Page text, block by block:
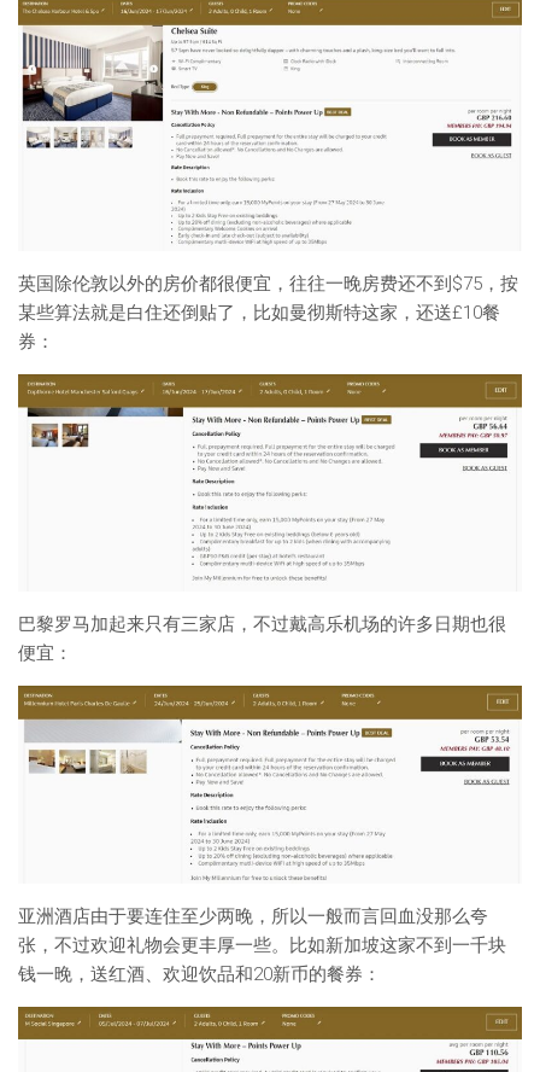
英国除伦敦以外的房价都很便宜，往往一晚房费还不到$75，按
某些算法就是白住还倒贴了，比如曼彻斯特这家，还送£10餐
券：
巴黎罗马加起来只有三家店，不过戴高乐机场的许多日期也很
便宜：
亚洲酒店由于要连住至少两晚，所以一般而言回血没那么夸
张，不过欢迎礼物会更丰厚一些。比如新加坡这家不到一千块
钱一晚，送红酒、欢迎饮品和20新币的餐券：